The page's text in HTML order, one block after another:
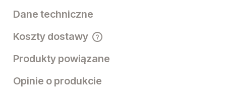
Dane techniczne
Koszty dostawy
Cena nie zawiera ewentualnych kosztów płatności
Produkty powiązane
Opinie o produkcie